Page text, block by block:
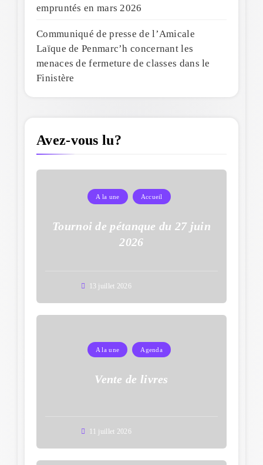
empruntés en mars 2026
Communiqué de presse de l’Amicale
Laïque de Penmarc’h concernant les
menaces de fermeture de classes dans le
Finistère
Avez-vous lu?
A la une Accueil
Tournoi de pétanque du 27 juin
2026
13 juillet 2026
A la une Agenda
Vente de livres
11 juillet 2026